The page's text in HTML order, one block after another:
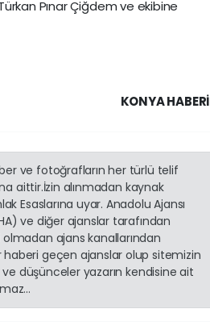
Pınar Çiğdem ve ekibine
KONYA HABERİ
ve fotoğrafların her türlü telif
aittir.İzin alınmadan kaynak
Esaslarına uyar. Anadolu Ajansı
ve diğer ajanslar tarafından
ajans kanallarından
geçen ajanslar olup sitemizin
düşünceler yazarın kendisine ait